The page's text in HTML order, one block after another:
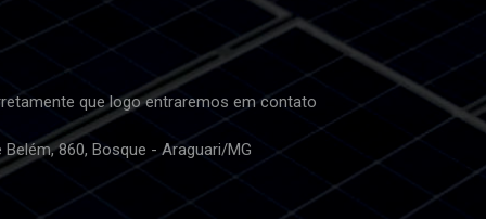
que logo entraremos em contato
860, Bosque - Araguari/MG